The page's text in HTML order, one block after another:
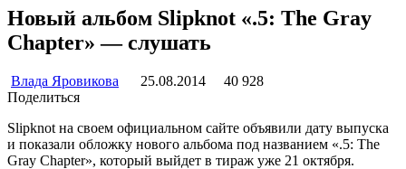
Новый альбом Slipknot «.5: The Gray
Chapter» — слушать
Влада Яровикова 25.08.2014
40 928
Поделиться
Slipknot на своем официальном сайте объявили дату выпуска
и показали обложку нового альбома под названием «.5: The
Gray Chapter», который выйдет в тираж уже 21 октября.